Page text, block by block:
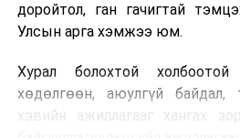
доройтол, ган гачигтай
Улсын арга хэмжээ юм.
Хурал болохтой
хөдөлгөөн, аюулгүй байдал,
хэвийн ажиллагааг хангах